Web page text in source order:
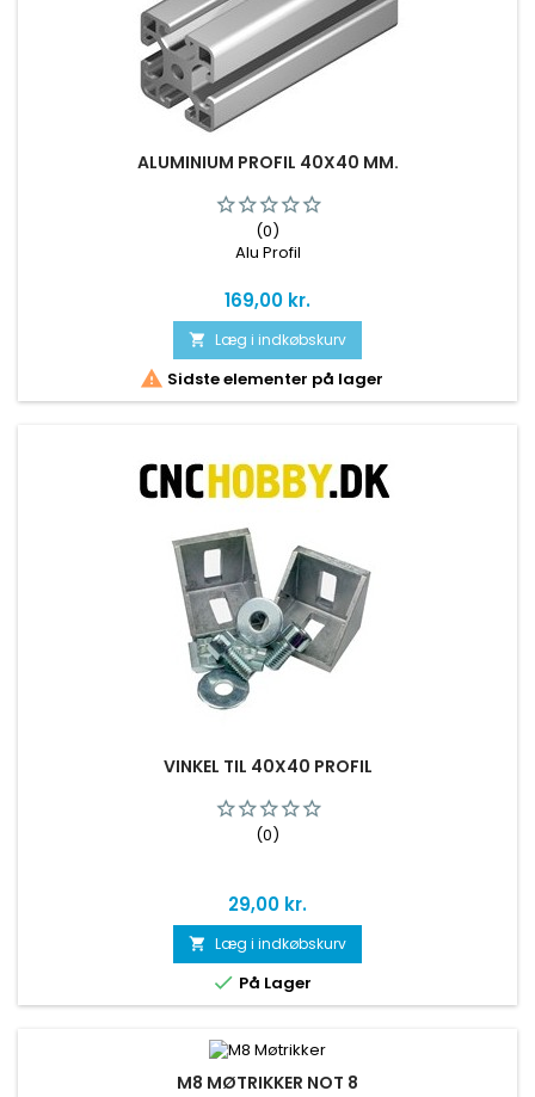
ALUMINIUM PROFIL 40X40 MM.
(0)
Alu Profil
Pris
169,00 kr.
 Læg i indkøbskurv
 Sidste elementer på lager
VINKEL TIL 40X40 PROFIL
(0)
Pris
29,00 kr.
 Læg i indkøbskurv
 På Lager
M8 MØTRIKKER NOT 8